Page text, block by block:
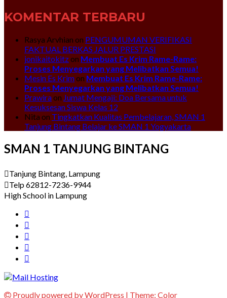
KOMENTAR TERBARU
Rasya Arvhian on PENGUMUMAN VERIFIKASI
FAKTUAL BERKAS JALUR PRESTASI
jonikaitokitzon Membuat Es Krim Rame-Rame:
Proses Menyegarkan yang Melibatkan Semua!
Mesin Es Krimon Membuat Es Krim Rame-Rame:
Proses Menyegarkan yang Melibatkan Semua!
Prawiraon Jumat Mengaji: Doa Bersama untuk
Kesuksesan Siswa Kelas 12
Nita on Tingkatkan Kualitas Pembelajaran, SMAN 1
Tanjung Bintang Belajar ke SMAN 1 Yogyakarta
SMAN 1 TANJUNG BINTANG
Tanjung Bintang, Lampung
Telp 62812-7236-9944
High School in Lampung
Proudly powered by WordPress | Theme: Color